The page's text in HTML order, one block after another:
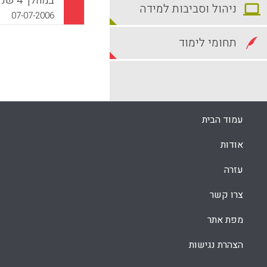
ובין
07-07-2006 ניהול וסביבות למידה
תחומי לימוד
עמוד הבית
אודות
עזרה
צרו קשר
מפת אתר
הצהרת נגישות